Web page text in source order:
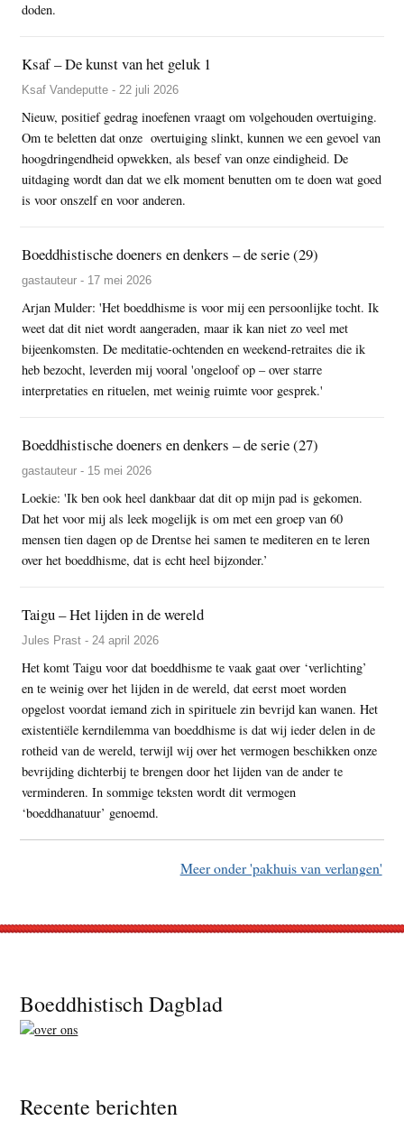
doden.
Ksaf – De kunst van het geluk 1
Ksaf Vandeputte - 22 juli 2026
Nieuw, positief gedrag inoefenen vraagt om volgehouden overtuiging.
Om te beletten dat onze overtuiging slinkt, kunnen we een gevoel van
hoogdringendheid opwekken, als besef van onze eindigheid. De
uitdaging wordt dan dat we elk moment benutten om te doen wat goed
is voor onszelf en voor anderen.
Boeddhistische doeners en denkers – de serie (29)
gastauteur - 17 mei 2026
Arjan Mulder: 'Het boeddhisme is voor mij een persoonlijke tocht. Ik
weet dat dit niet wordt aangeraden, maar ik kan niet zo veel met
bijeenkomsten. De meditatie-ochtenden en weekend-retraites die ik
heb bezocht, leverden mij vooral 'ongeloof op – over starre
interpretaties en rituelen, met weinig ruimte voor gesprek.'
Boeddhistische doeners en denkers – de serie (27)
gastauteur - 15 mei 2026
Loekie: 'Ik ben ook heel dankbaar dat dit op mijn pad is gekomen.
Dat het voor mij als leek mogelijk is om met een groep van 60
mensen tien dagen op de Drentse hei samen te mediteren en te leren
over het boeddhisme, dat is echt heel bijzonder.’
Taigu – Het lijden in de wereld
Jules Prast - 24 april 2026
Het komt Taigu voor dat boeddhisme te vaak gaat over ‘verlichting’
en te weinig over het lijden in de wereld, dat eerst moet worden
opgelost voordat iemand zich in spirituele zin bevrijd kan wanen. Het
existentiële kerndilemma van boeddhisme is dat wij ieder delen in de
rotheid van de wereld, terwijl wij over het vermogen beschikken onze
bevrijding dichterbij te brengen door het lijden van de ander te
verminderen. In sommige teksten wordt dit vermogen
‘boeddhanatuur’ genoemd.
Meer onder 'pakhuis van verlangen'
Footer
Boeddhistisch Dagblad
Recente berichten